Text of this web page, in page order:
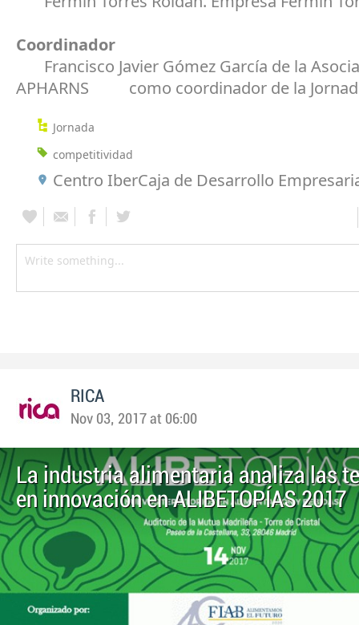
Coordinador
Francisco Javier Gómez García de la
APHARNS como coordinador de la
Jornada
competitividad
Centro IberCaja de Desarrollo
RICA
Nov 03, 2017 at 06:00
La industria alimentaria analiza las
en innovación en ALIBETOPÍAS 2017